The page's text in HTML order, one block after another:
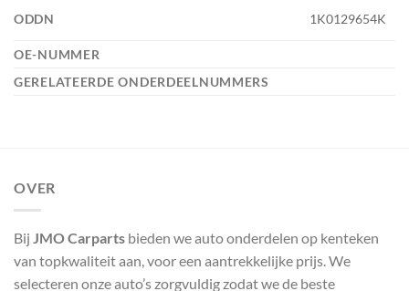
ODDN 1K0129654K
OE-NUMMER
GERELATEERDE ONDERDEELNUMMERS
OVER
Bij JMO Carparts bieden we auto onderdelen op kenteken
van topkwaliteit aan, voor een aantrekkelijke prijs. We
selecteren onze auto’s zorgvuldig zodat we de beste